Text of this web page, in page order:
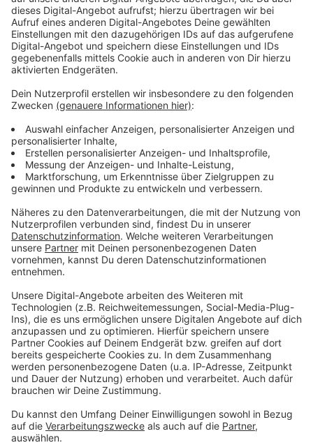
emotional macht. [...] Ich habe mich mehr mit dem
bfasst, was direkt um mich herum passiert", erklärt
Oerding. Sein mittlerweile siebtes Studioalbum hört ihr
hier an dieser Stelle.
Anzeige
Wir benötigen Ihre
Zustimmung, um den YouTube
Video-Service zu laden!
Wir verwenden einen Service eines
einzubetten. Dieser Service kann
Daten zu Ihren Aktivitäten
sammeln. Bitte lesen Sie die
Details durch und stimmen Sie der
Nutzung des Service zu, um dieses
Video anzusehen.
Mehr Informationen
Die Single des deutschen Popstars Johannes Oerding
- Plan A - passend zum neuen Album.